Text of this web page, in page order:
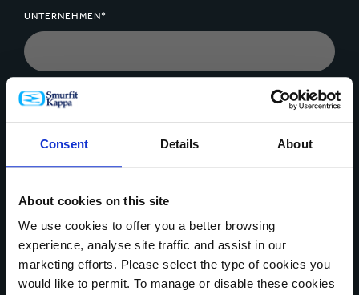
Consent Details About
About cookies on this site
We use cookies to offer you a better browsing
experience, analyse site traffic and assist in our
marketing efforts. Please select the type of cookies you
would like to permit. To manage or disable these cookies
UNTERNEHMEN*
NACHRICHT*
Daten Upload